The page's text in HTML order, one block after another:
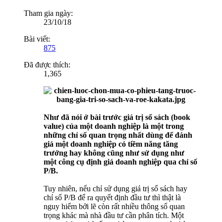
Tham gia ngày:
23/10/18
Bài viết:
875
Đã được thích:
1,365
Như đã nói ở bài trước giá trị sổ sách (book
value) của một doanh nghiệp là một trong
những chỉ số quan trọng nhất dùng để đánh
giá một doanh nghiệp có tiềm năng tăng
trưởng hay không cũng như sử dụng như
một công cụ định giá doanh nghiệp qua chỉ số
P/B.
Tuy nhiên, nếu chỉ sử dụng giá trị sổ sách hay
chỉ số P/B để ra quyết định đầu tư thì thật là
nguy hiểm bởi lẽ còn rất nhiều thông số quan
trọng khác mà nhà đầu tư cần phân tích. Một